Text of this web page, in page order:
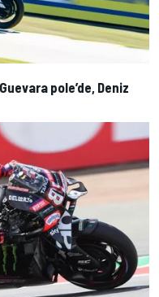
pole’de, Deniz